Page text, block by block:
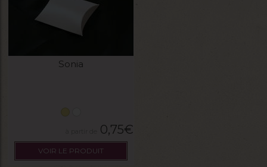
Sonia
0,75€
VOIR LE PRODUIT